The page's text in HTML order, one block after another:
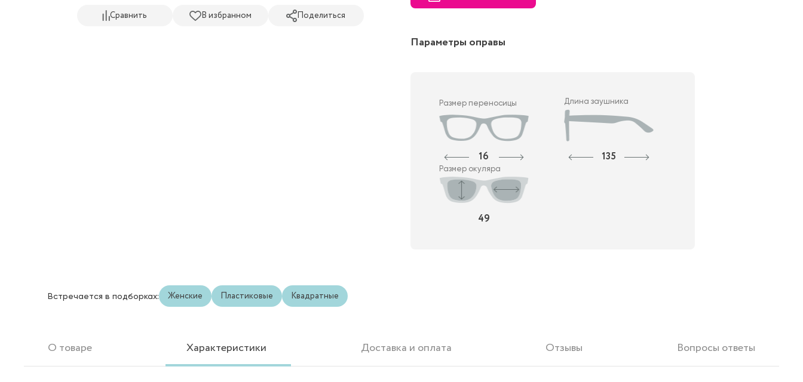
Сравнить В избранном Поделиться
Параметры оправы
Размер переносицы
16
Длина заушника
135
Размер окуляра
49
Встречается в подборках: Женские Пластиковые Квадратные
О товаре Характеристики Доставка и оплата Отзывы Вопросы ответы